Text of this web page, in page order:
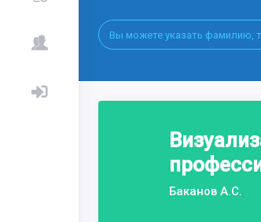
Баканов А.С.